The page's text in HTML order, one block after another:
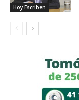
Hoy Escriben